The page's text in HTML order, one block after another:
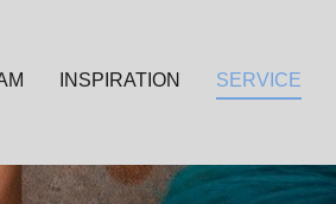
INSPIRATION SERVICE